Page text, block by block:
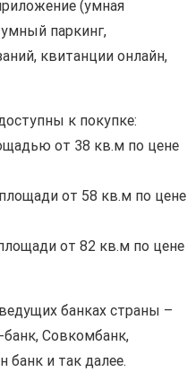
(умная
паркинг,
квитанции онлайн,
к покупке:
от 38 кв.м по цене
от 58 кв.м по цене
от 82 кв.м по цене
банках страны –
Совкомбанк,
банк и так далее.